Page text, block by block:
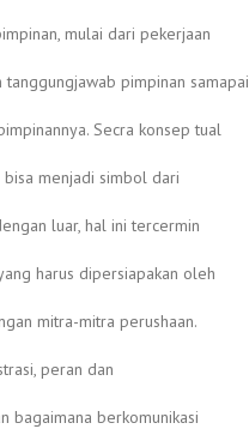
mulai dari pekerjaan
pimpinan samapai
Secra konsep tual
menjadi simbol dari
luar, hal ini tercermin
harus dipersiapakan oleh
mitra-mitra perushaan.
peran dan
bagaimana berkomunikasi